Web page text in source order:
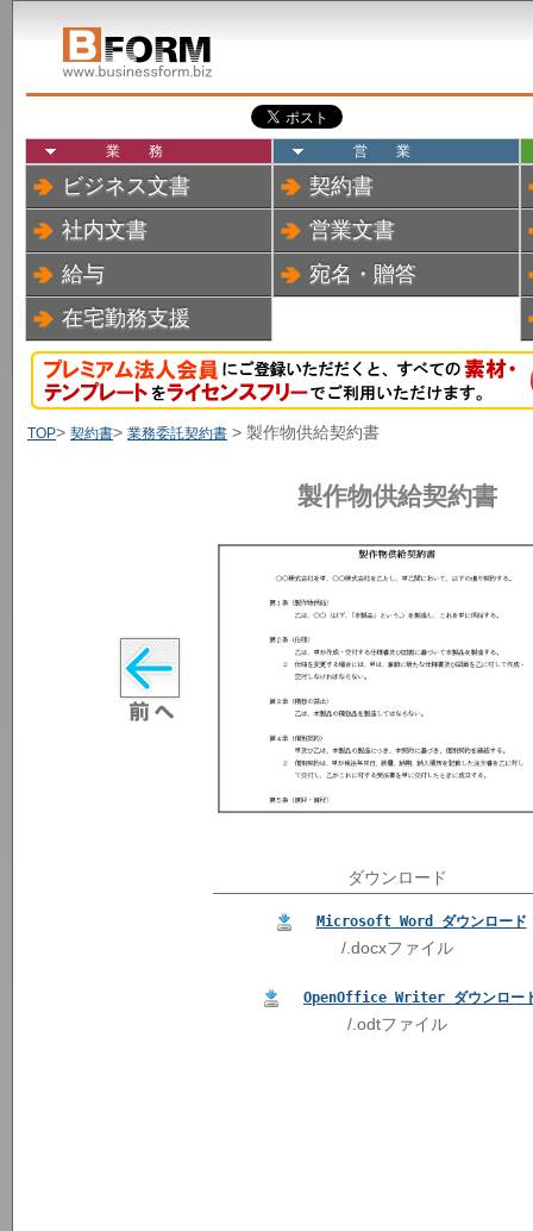
業務
ビジネス文書
社内文書
給与
在宅勤務支援
営業
契約書
営業文書
宛名・贈答
TOP> 契約書> 業務委託契約書 > 製作物供給契約書
製作物供給契約書
ダウンロード
Microsoft Word ダウンロード
/.docxファイル
OpenOffice Writer ダウンロー
/.odtファイル